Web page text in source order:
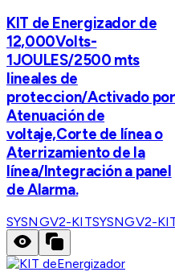
KIT de Energizador de
12,000Volts-
1JOULES/2500 mts
lineales de
proteccion/Activado por
Atenuación de
voltaje,Corte de línea o
Aterrizamiento de la
línea/Integración a panel
de Alarma.
SYSNGV2-KITSYSNGV2-